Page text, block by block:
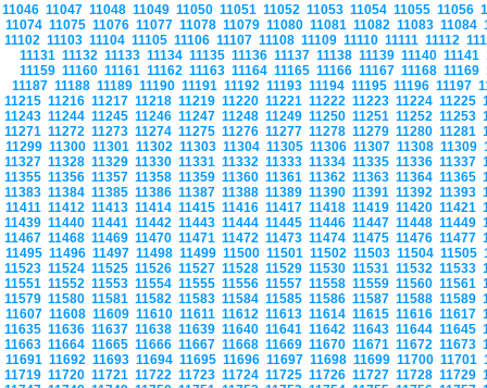
11046 11047 11048 11049 11050 11051 11052 11053 11054 11055 11056
11074 11075 11076 11077 11078 11079 11080 11081 11082 11083 11084
11102 11103 11104 11105 11106 11107 11108 11109 11110 11111 11112
11131 11132 11133 11134 11135 11136 11137 11138 11139 11140 11141
11159 11160 11161 11162 11163 11164 11165 11166 11167 11168 11169
11187 11188 11189 11190 11191 11192 11193 11194 11195 11196 11197
11215 11216 11217 11218 11219 11220 11221 11222 11223 11224 11225
11243 11244 11245 11246 11247 11248 11249 11250 11251 11252 11253
11271 11272 11273 11274 11275 11276 11277 11278 11279 11280 11281
11299 11300 11301 11302 11303 11304 11305 11306 11307 11308 11309
11327 11328 11329 11330 11331 11332 11333 11334 11335 11336 11337
11355 11356 11357 11358 11359 11360 11361 11362 11363 11364 11365
11383 11384 11385 11386 11387 11388 11389 11390 11391 11392 11393
11411 11412 11413 11414 11415 11416 11417 11418 11419 11420 11421
11439 11440 11441 11442 11443 11444 11445 11446 11447 11448 11449
11467 11468 11469 11470 11471 11472 11473 11474 11475 11476 11477
11495 11496 11497 11498 11499 11500 11501 11502 11503 11504 11505
11523 11524 11525 11526 11527 11528 11529 11530 11531 11532 11533
11551 11552 11553 11554 11555 11556 11557 11558 11559 11560 11561
11579 11580 11581 11582 11583 11584 11585 11586 11587 11588 11589
11607 11608 11609 11610 11611 11612 11613 11614 11615 11616 11617
11635 11636 11637 11638 11639 11640 11641 11642 11643 11644 11645
11663 11664 11665 11666 11667 11668 11669 11670 11671 11672 11673
11691 11692 11693 11694 11695 11696 11697 11698 11699 11700 11701
11719 11720 11721 11722 11723 11724 11725 11726 11727 11728 11729